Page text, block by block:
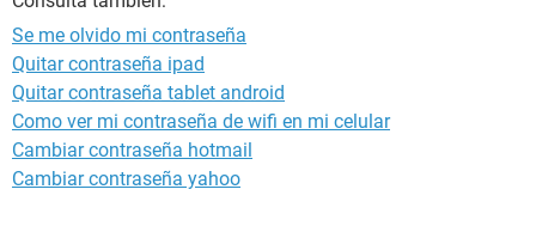
Se me olvido mi contraseña
Quitar contraseña ipad
Quitar contraseña tablet android
Como ver mi contraseña de wifi en mi celular
Cambiar contraseña hotmail
Cambiar contraseña yahoo